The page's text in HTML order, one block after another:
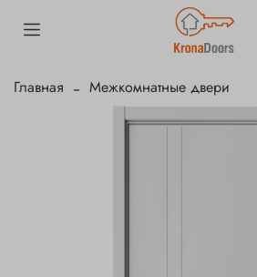
Главная Межкомнатные двери